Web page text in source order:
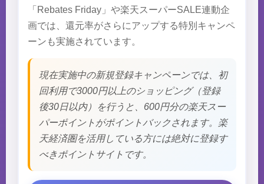
「Rebates Friday」や楽天スーパーSALE連動企
画では、還元率がさらにアップする特別キャンペ
ーンも実施されています。
現在実施中の新規登録キャンペーンでは、初
回利用で3000円以上のショッピング（登録
後30日以内）を行うと、600円分の楽天スー
パーポイントがポイントバックされます。楽
天経済圏を活用している方には絶対に登録す
べきポイントサイトです。